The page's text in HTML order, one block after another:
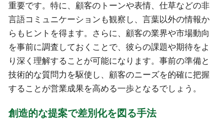
重要です。特に、顧客のトーンや表情、仕草などの非
言語コミュニケーションも観察し、言葉以外の情報か
らもヒントを得ます。さらに、顧客の業界や市場動向
を事前に調査しておくことで、彼らの課題や期待をよ
り深く理解することが可能になります。事前の準備と
技術的な質問力を駆使し、顧客のニーズを的確に把握
することが営業成果を高める一歩となるでしょう。
創造的な提案で差別化を図る手法